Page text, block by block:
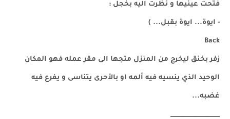
فتحت عينيها و نظرت اليه بخجل :
- ايوة... ايوة بقبل... )
Back
زفر بخنق ليخرج من المنزل متجها الى مقر عمله فهو المكان
الوحيد الذي ينسيه فيه ألمه او بالأحرى يتناسى و يفرع فيه
غضبه...
________________